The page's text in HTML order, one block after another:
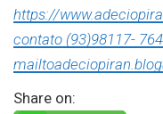
https://
contato (93)98117-
Share on: